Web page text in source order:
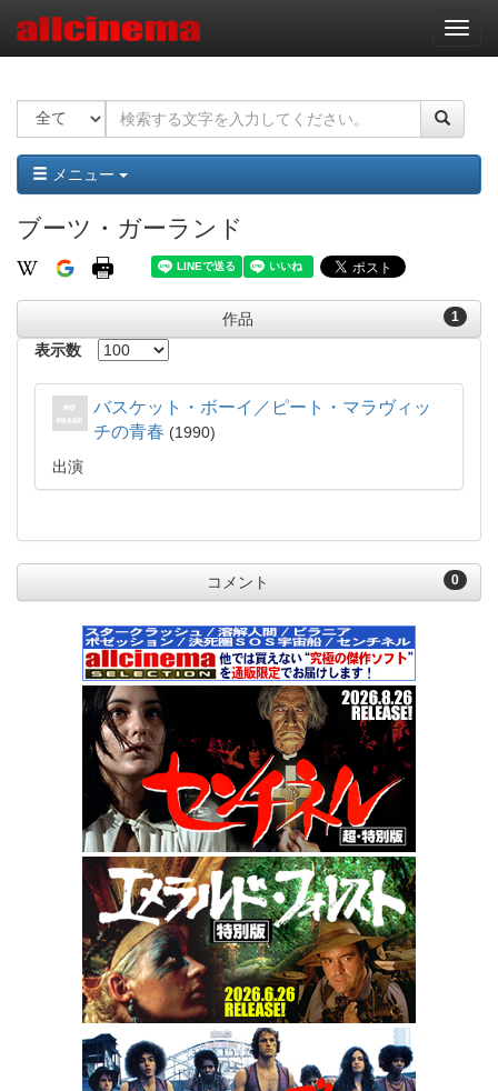
ナ
ビ
ー
ョ
ン
メニュー
ブーツ・ガーランド
1
作品
表示数
バスケット・ボーイ／ピート・マラヴィッ
チの青春
1990
出演
0
コメント